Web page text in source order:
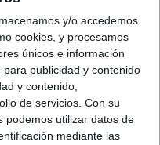
y/o accedemos
cookies, y procesamos
únicos e información
publicidad y contenido
y contenido,
de servicios. Con su
podemos utilizar datos de
mediante las
...